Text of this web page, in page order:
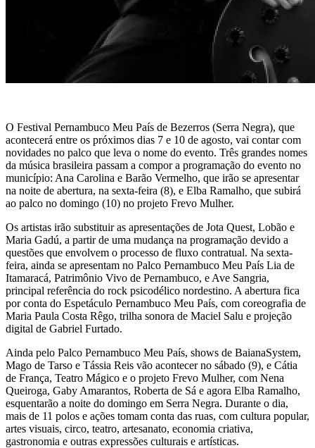
O Festival Pernambuco Meu País de Bezerros (Serra Negra), que
acontecerá entre os próximos dias 7 e 10 de agosto, vai contar com
novidades no palco que leva o nome do evento. Três grandes nomes
da música brasileira passam a compor a programação do evento no
município: Ana Carolina e Barão Vermelho, que irão se apresentar
na noite de abertura, na sexta-feira (8), e Elba Ramalho, que subirá
ao palco no domingo (10) no projeto Frevo Mulher.
Os artistas irão substituir as apresentações de Jota Quest, Lobão e
Maria Gadú, a partir de uma mudança na programação devido a
questões que envolvem o processo de fluxo contratual. Na sexta-
feira, ainda se apresentam no Palco Pernambuco Meu País Lia de
Itamaracá, Patrimônio Vivo de Pernambuco, e Ave Sangria,
principal referência do rock psicodélico nordestino. A abertura fica
por conta do Espetáculo Pernambuco Meu País, com coreografia de
Maria Paula Costa Rêgo, trilha sonora de Maciel Salu e projeção
digital de Gabriel Furtado.
Ainda pelo Palco Pernambuco Meu País, shows de BaianaSystem,
Mago de Tarso e Tássia Reis vão acontecer no sábado (9), e Cátia
de França, Teatro Mágico e o projeto Frevo Mulher, com Nena
Queiroga, Gaby Amarantos, Roberta de Sá e agora Elba Ramalho,
esquentarão a noite do domingo em Serra Negra. Durante o dia,
mais de 11 polos e ações tomam conta das ruas, com cultura popular,
artes visuais, circo, teatro, artesanato, economia criativa,
gastronomia e outras expressões culturais e artísticas.